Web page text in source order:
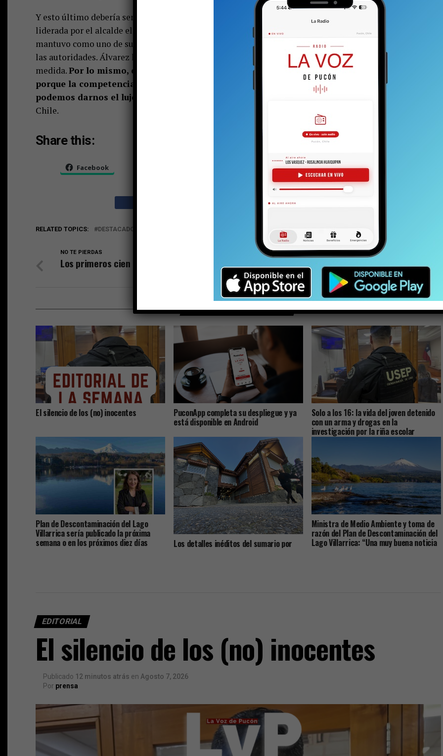
Y esto último debería ser uno de los objetivos principales de la administración municipal entrante,
liderada por el alcalde electo, Sebastián Álvarez. No hay que olvidar que el nuevo jefe comunal
mantuvo como uno de sus temas de campaña la situación del volcán y las limitaciones establecidas por
las autoridades. Álvarez ha estado ligado al turismo por lo que entiende las implicancias de esta
medida.Por lo mismo, esperamos materialice las expectativas generadas en campaña
porque la competencia por atraer turistas es grande en nuestro país y como ciudad no
podemos darnos el lujo de perder el importante atractivo
que significa el volcán más activo de
Chile.
Share this:
Facebook
RELATED TOPICS: DESTACADO
TAMBIEN
Elección de Gobernador en La Araucanía
NO TE PIERDAS
Los primeros cien días del nuevo alcalde
ESTO PODRÍA GUSTARTE
El silencio de los (no) inocentes PuconApp completa su despliegue y ya
está disponible en Android
Solo a los 16: la vida del joven detenido
con un arma y drogas en la
investigación por la riña escolar
Plan de Descontaminación del Lago
Villarrica sería publicado la próxima
semana o en los próximos diez días Los detalles inéditos del sumario por
Ministra de Medio Ambiente y toma de
razón del Plan de Descontaminación del
Lago Villarrica: “Una muy buena noticia
EDITORIAL
El silencio de los (no) inocentes
Publicado 12 minutos atrás en Agosto 7, 2026
Por prensa